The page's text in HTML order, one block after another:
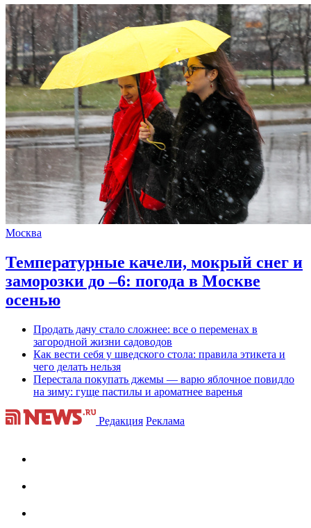
Москва
Температурные качели, мокрый снег и
заморозки до –6: погода в Москве
осенью
Продать дачу стало сложнее: все о переменах в
загородной жизни садоводов
Как вести себя у шведского стола: правила этикета и
чего делать нельзя
Перестала покупать джемы — варю яблочное повидло
на зиму: гуще пастилы и ароматнее варенья
Редакция Реклама